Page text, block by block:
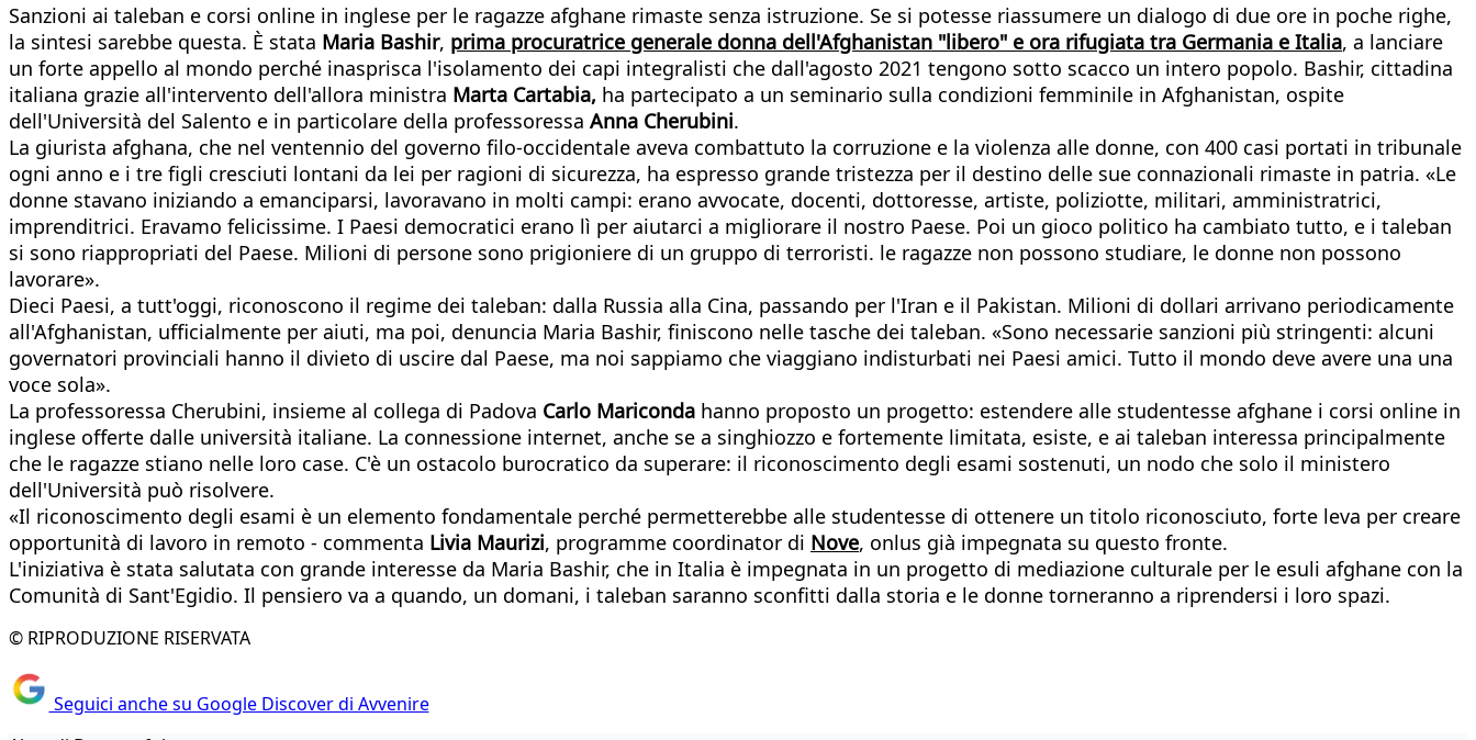
Sanzioni ai taleban e corsi online in inglese per le ragazze afghane rimaste senza istruzione. Se si potesse riassumere un dialogo di due ore in poche righe,
la sintesi sarebbe questa. È stata Maria Bashir, prima procuratrice generale donna dell'Afghanistan "libero" e ora rifugiata tra Germania e Italia, a lanciare
un forte appello al mondo perché inasprisca l'isolamento dei capi integralisti che dall'agosto 2021 tengono sotto scacco un intero popolo. Bashir, cittadina
italiana grazie all'intervento dell'allora ministra Marta Cartabia, ha partecipato a un seminario sulla condizioni femminile in Afghanistan, ospite
dell'Università del Salento e in particolare della professoressa Anna Cherubini.
La giurista afghana, che nel ventennio del governo filo-occidentale aveva combattuto la corruzione e la violenza alle donne, con 400 casi portati in tribunale
ogni anno e i tre figli cresciuti lontani da lei per ragioni di sicurezza, ha espresso grande tristezza per il destino delle sue connazionali rimaste in patria. «Le
donne stavano iniziando a emanciparsi, lavoravano in molti campi: erano avvocate, docenti, dottoresse, artiste, poliziotte, militari, amministratrici,
imprenditrici. Eravamo felicissime. I Paesi democratici erano lì per aiutarci a migliorare il nostro Paese. Poi un gioco politico ha cambiato tutto, e i taleban
si sono riappropriati del Paese. Milioni di persone sono prigioniere di un gruppo di terroristi. le ragazze non possono studiare, le donne non possono
lavorare».
Dieci Paesi, a tutt'oggi, riconoscono il regime dei taleban: dalla Russia alla Cina, passando per l'Iran e il Pakistan. Milioni di dollari arrivano periodicamente
all'Afghanistan, ufficialmente per aiuti, ma poi, denuncia Maria Bashir, finiscono nelle tasche dei taleban. «Sono necessarie sanzioni più stringenti: alcuni
governatori provinciali hanno il divieto di uscire dal Paese, ma noi sappiamo che viaggiano indisturbati nei Paesi amici. Tutto il mondo deve avere una una
voce sola».
La professoressa Cherubini, insieme al collega di Padova Carlo Mariconda hanno proposto un progetto: estendere alle studentesse afghane i corsi online in
inglese offerte dalle università italiane. La connessione internet, anche se a singhiozzo e fortemente limitata, esiste, e ai taleban interessa principalmente
che le ragazze stiano nelle loro case. C'è un ostacolo burocratico da superare: il riconoscimento degli esami sostenuti, un nodo che solo il ministero
dell'Università può risolvere.
«Il riconoscimento degli esami è un elemento fondamentale perché permetterebbe alle studentesse di ottenere un titolo riconosciuto, forte leva per creare
opportunità di lavoro in remoto - commenta Livia Maurizi, programme coordinator di Nove, onlus già impegnata su questo fronte.
L'iniziativa è stata salutata con grande interesse da Maria Bashir, che in Italia è impegnata in un progetto di mediazione culturale per le esuli afghane con la
Comunità di Sant'Egidio. Il pensiero va a quando, un domani, i taleban saranno sconfitti dalla storia e le donne torneranno a riprendersi i loro spazi.
© RIPRODUZIONE RISERVATA
Seguici anche su Google Discover di Avvenire